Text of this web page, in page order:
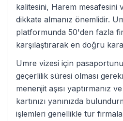
kalitesini, Harem mesafesini
dikkate almanız önemlidir.
platformunda 50'den fazla
karşılaştırarak en doğru
Umre vizesi için
geçerlilik süresi olması
menenjit aşısı yaptırmanız
kartınızı yanınızda
işlemleri genellikle tur